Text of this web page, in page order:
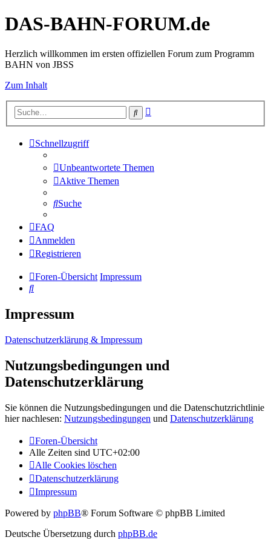
DAS-BAHN-FORUM.de
Herzlich willkommen im ersten offiziellen Forum zum Programm
BAHN von JBSS
Zum Inhalt
Suche
Schnellzugriff
Unbeantwortete Themen
Aktive Themen
Suche
FAQ
Anmelden
Registrieren
Foren-Übersicht Impressum
Suche
Impressum
Datenschutzerklärung & Impressum
Nutzungsbedingungen und
Datenschutzerklärung
Sie können die Nutzungsbedingungen und die Datenschutzrichtlinie
hier nachlesen: Nutzungsbedingungen und Datenschutzerklärung
Foren-Übersicht
Alle Zeiten sind UTC+02:00
Alle Cookies löschen
Datenschutzerklärung
Impressum
Powered by phpBB® Forum Software © phpBB Limited
Deutsche Übersetzung durch phpBB.de